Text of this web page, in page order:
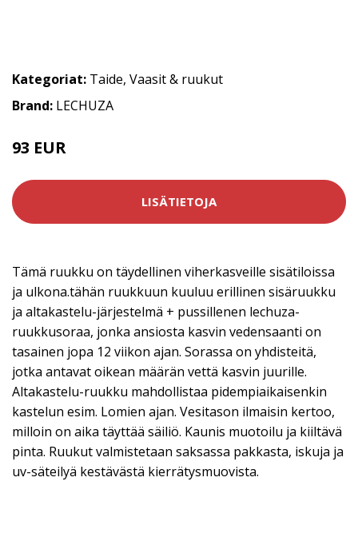
Kategoriat: Taide, Vaasit & ruukut
Brand: LECHUZA
93 EUR
LISÄTIETOJA
Tämä ruukku on täydellinen viherkasveille sisätiloissa
ja ulkona.tähän ruukkuun kuuluu erillinen sisäruukku
ja altakastelu-järjestelmä + pussillenen lechuza-
ruukkusoraa, jonka ansiosta kasvin vedensaanti on
tasainen jopa 12 viikon ajan. Sorassa on yhdisteitä,
jotka antavat oikean määrän vettä kasvin juurille.
Altakastelu-ruukku mahdollistaa pidempiaikaisenkin
kastelun esim. Lomien ajan. Vesitason ilmaisin kertoo,
milloin on aika täyttää säiliö. Kaunis muotoilu ja kiiltävä
pinta. Ruukut valmistetaan saksassa pakkasta, iskuja ja
uv-säteilyä kestävästä kierrätysmuovista.